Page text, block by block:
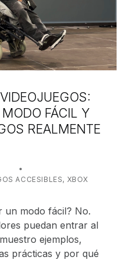
FÁCIL Y
REALMENTE
ACCESIBLES, XBOX
un modo fácil? No.
puedan entrar al
ejemplos,
prácticas y por qué